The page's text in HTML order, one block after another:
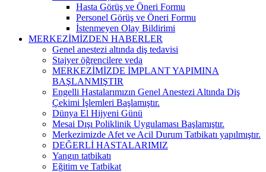
Hasta Görüş ve Öneri Formu
Personel Görüş ve Öneri Formu
İstenmeyen Olay Bildirimi
MERKEZİMİZDEN HABERLER
Genel anestezi altında diş tedavisi
Stajyer öğrencilere veda
MERKEZİMİZDE İMPLANT YAPIMINA
BAŞLANMIŞTIR
Engelli Hastalarımızın Genel Anestezi Altında Diş
Çekimi İşlemleri Başlamıştır.
Dünya El Hijyeni Günü
Mesai Dışı Poliklinik Uygulaması Başlamıştır.
Merkezimizde Afet ve Acil Durum Tatbikatı yapılmıştır.
DEĞERLİ HASTALARIMIZ
Yangın tatbikatı
Eğitim ve Tatbikat